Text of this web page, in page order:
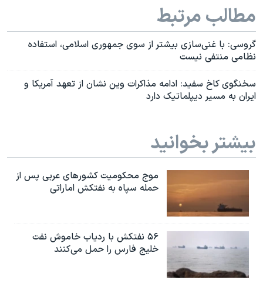
مطالب مرتبط
گروسی: با غنی‌سازی بیشتر از سوی جمهوری اسلامی، استفاده
نظامی منتفی نیست
سخنگوی کاخ سفید: ادامه مذاکرات وین نشان از تعهد آمریکا و
ایران به مسیر دیپلماتیک دارد
بیشتر بخوانید
موج محکومیت کشورهای عربی پس از
حمله سپاه به نفتکش اماراتی
۵۶ نفتکش با ردیاب خاموش نفت
خلیج فارس را حمل می‌کنند